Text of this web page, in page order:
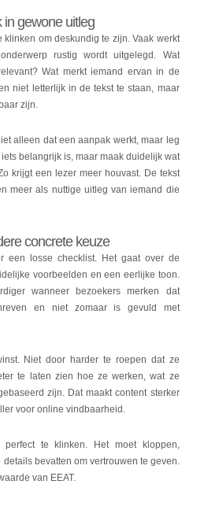
in gewone uitleg
om deskundig te zijn. Vaak werkt
rustig wordt uitgelegd. Wat
Wat merkt iemand ervan in de
niet letterlijk in de tekst te staan, maar
zijn.
alleen dat een aanpak werkt, maar leg
belangrijk is, maar maak duidelijk wat
krijgt een lezer meer houvast. De tekst
meer als nuttige uitleg van iemand die
concrete keuze
een losse checklist. Het gaat over de
voorbeelden en een eerlijke toon.
wanneer bezoekers merken dat
en niet zomaar is gevuld met
Niet door harder te roepen dat ze
te laten zien hoe ze werken, wat ze
zijn. Dat maakt content sterker
voor online vindbaarheid.
te klinken. Het moet kloppen,
bevatten om vertrouwen te geven.
van EEAT.